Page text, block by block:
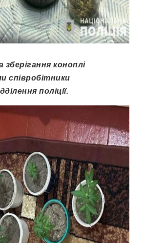
коноплі
співробітники
поліції.